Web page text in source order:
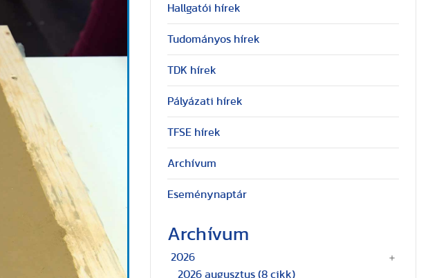
Hallgatói hírek
Tudományos hírek
TDK hírek
Pályázati hírek
TFSE hírek
Archívum
Eseménynaptár
Archívum
2026
2026 augusztus (8 cikk)